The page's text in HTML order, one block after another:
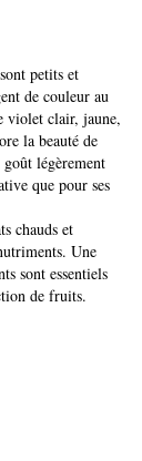
petits et
de couleur au
violet clair, jaune,
la beauté de
légèrement
que pour ses
chauds et
Une
sont essentiels
de fruits.